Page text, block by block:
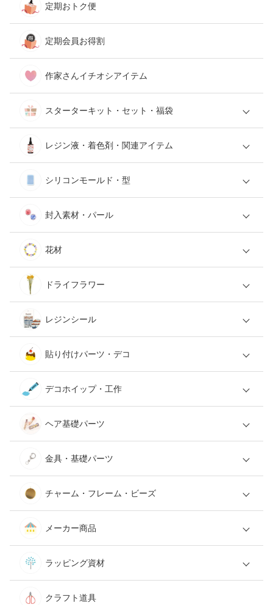
定期おトク便
定期会員お得割
作家さんイチオシアイテム
スターターキット・セット・福袋
レジン液・着色剤・関連アイテム
シリコンモールド・型
封入素材・パール
花材
ドライフラワー
レジンシール
貼り付けパーツ・デコ
デコホイップ・工作
ヘア基礎パーツ
金具・基礎パーツ
チャーム・フレーム・ビーズ
メーカー商品
ラッピング資材
クラフト道具